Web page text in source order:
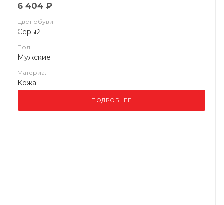
6 404 ₽
Цвет обуви
Серый
Пол
Мужские
Материал
Кожа
ПОДРОБНЕЕ